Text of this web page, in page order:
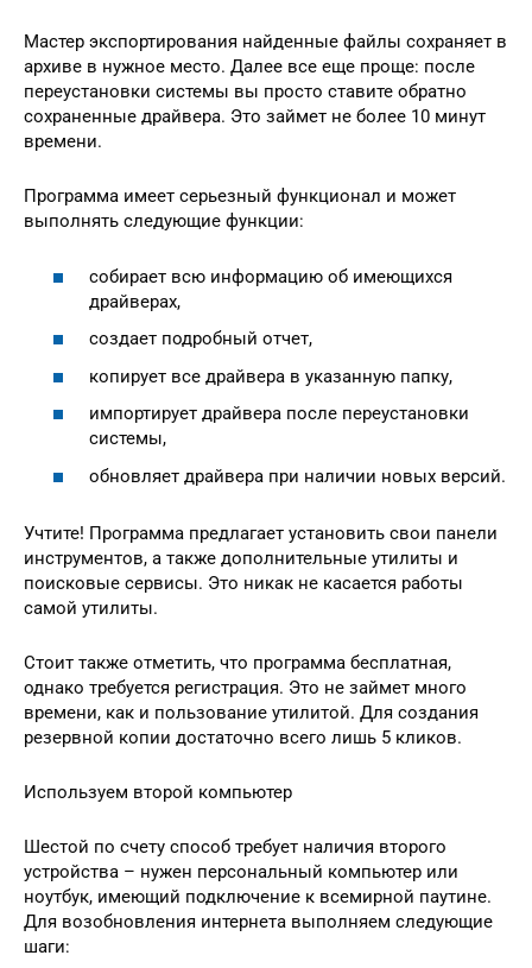
Мастер экспортирования найденные файлы сохраняет в
архиве в нужное место. Далее все еще проще: после
переустановки системы вы просто ставите обратно
сохраненные драйвера. Это займет не более 10 минут
времени.
Программа имеет серьезный функционал и может
выполнять следующие функции:
собирает всю информацию об имеющихся
драйверах,
создает подробный отчет,
копирует все драйвера в указанную папку,
импортирует драйвера после переустановки
системы,
обновляет драйвера при наличии новых версий.
Учтите! Программа предлагает установить свои панели
инструментов, а также дополнительные утилиты и
поисковые сервисы. Это никак не касается работы
самой утилиты.
Стоит также отметить, что программа бесплатная,
однако требуется регистрация. Это не займет много
времени, как и пользование утилитой. Для создания
резервной копии достаточно всего лишь 5 кликов.
Используем второй компьютер
Шестой по счету способ требует наличия второго
устройства – нужен персональный компьютер или
ноутбук, имеющий подключение к всемирной паутине.
Для возобновления интернета выполняем следующие
шаги: